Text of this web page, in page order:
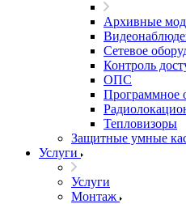
Архивные
Сетевое
Контроль
ОПС
Программное
Тепловизоры
Защитные умные
Услуги
Услуги
Монтаж